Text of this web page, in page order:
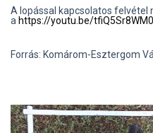
A lopással kapcsolatos felvétel
a https://youtu.be/tfiQ5Sr8WM0
Forrás: Komárom-Esztergom